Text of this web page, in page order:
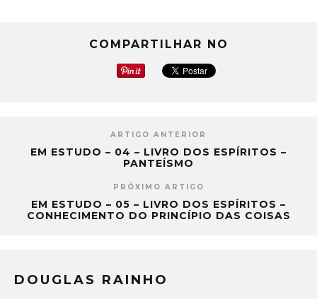
COMPARTILHAR NO
ARTIGO ANTERIOR
EM ESTUDO – 04 – LIVRO DOS ESPÍRITOS –
PANTEÍSMO
PRÓXIMO ARTIGO
EM ESTUDO – 05 – LIVRO DOS ESPÍRITOS –
CONHECIMENTO DO PRINCÍPIO DAS COISAS
DOUGLAS RAINHO